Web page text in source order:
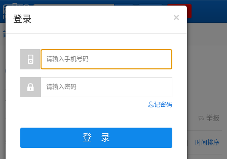
×
登录
首页 问答 诊断 资料库 知识 抢答 兑换 隐私政策
感问感答
手卫生
一类切口和一类手术是不是同一个意思？
一类切口和一类手术是不是同一个意思？
举报
时间排序